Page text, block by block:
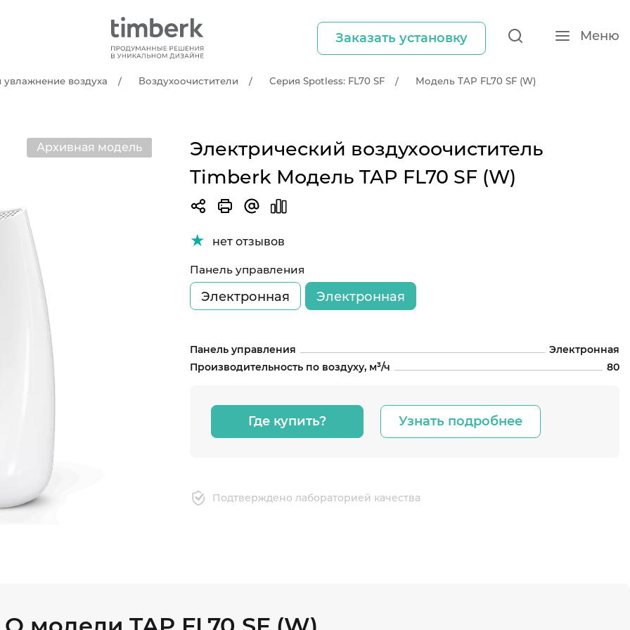
Заказать установку Меню
увлажнение воздуха Воздухоочистители Серия Spotless: FL70 SF Модель TAP FL70 SF (W)
Хит продаж
Архивная модель
Электрический воздухоочиститель
Timberk Модель TAP FL70 SF (W)
нет отзывов
Панель управления
Электронная Электронная
Панель управления
Электронная
Производительность по воздуху, м³/ч
80
Где купить? Узнать подробнее
Подтверждено лабораторией качества